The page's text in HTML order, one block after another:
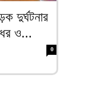
দুর্ঘটনার
ও...
0